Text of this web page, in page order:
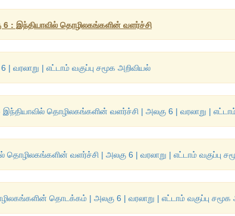
6 : இந்தியாவில் தொழிலகங்களின் வளர்ச்சி
| எட்டாம் வகுப்பு சமூக அறிவியல்
தொழிலகங்களின் வளர்ச்சி | அலகு 6 | வரலாறு | எட்டாம்
வளர்ச்சி | அலகு 6 | வரலாறு | எட்டாம் வகுப்பு
தொடக்கம் | அலகு 6 | வரலாறு | எட்டாம் வகுப்பு சமூக